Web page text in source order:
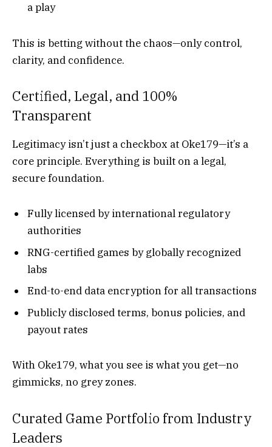
a play
This is betting without the chaos—only control,
clarity, and confidence.
Certified, Legal, and 100%
Transparent
Legitimacy isn’t just a checkbox at Oke179—it’s a
core principle. Everything is built on a legal,
secure foundation.
Fully licensed by international regulatory
authorities
RNG-certified games by globally recognized
labs
End-to-end data encryption for all transactions
Publicly disclosed terms, bonus policies, and
payout rates
With Oke179, what you see is what you get—no
gimmicks, no grey zones.
Curated Game Portfolio from Industry
Leaders